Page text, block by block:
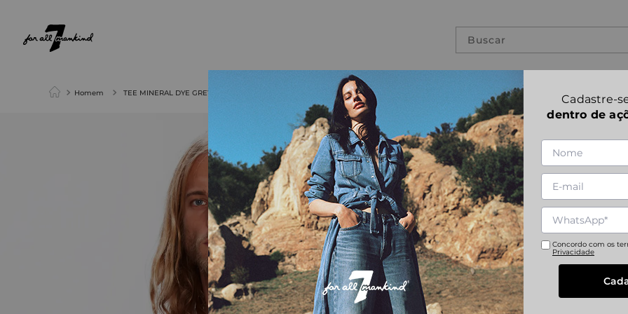
Buscar
Homem TEE MINERAL DYE GREY
1|4 TEE MINERAL
Referência JSLM338MGR
S L XL
Cadastre-
dentro de
Concordo com os
Privacidade